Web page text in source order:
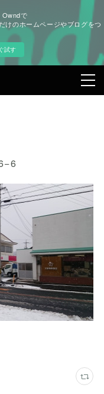
Owndで
けのホームページやブログをつ
試す